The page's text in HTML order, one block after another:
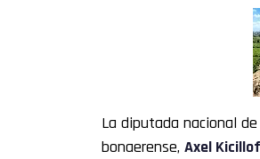
La diputada nacional
bonaerense, Axel Kicillof